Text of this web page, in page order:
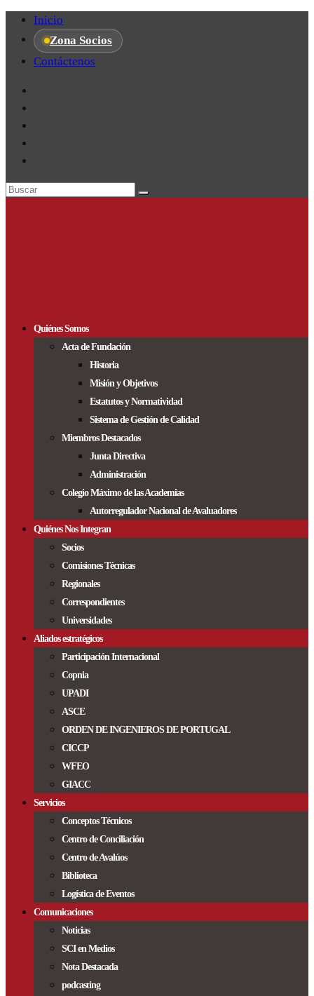
Inicio
Zona Socios
Contáctenos
Quiénes Somos
Acta de Fundación
Historia
Misión y Objetivos
Estatutos y Normatividad
Sistema de Gestión de Calidad
Miembros Destacados
Junta Directiva
Administración
Colegio Máximo de las Academias
Autorregulador Nacional de Avaluadores
Quiénes Nos Integran
Socios
Comisiones Técnicas
Regionales
Correspondientes
Universidades
Aliados estratégicos
Participación Internacional
Copnia
UPADI
ASCE
ORDEN DE INGENIEROS DE PORTUGAL
CICCP
WFEO
GIACC
Servicios
Conceptos Técnicos
Centro de Conciliación
Centro de Avalúos
Biblioteca
Logística de Eventos
Comunicaciones
Noticias
SCI en Medios
Nota Destacada
podcasting